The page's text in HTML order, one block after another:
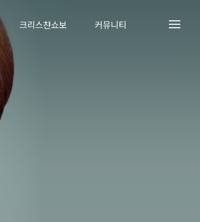
크리스챤쇼보 커뮤니티